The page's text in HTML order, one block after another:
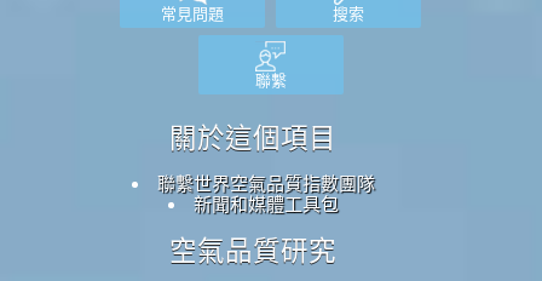
常見問題 搜索
聯繫
關於這個項目
聯繫世界空氣品質指數團隊
新聞和媒體工具包
空氣品質研究